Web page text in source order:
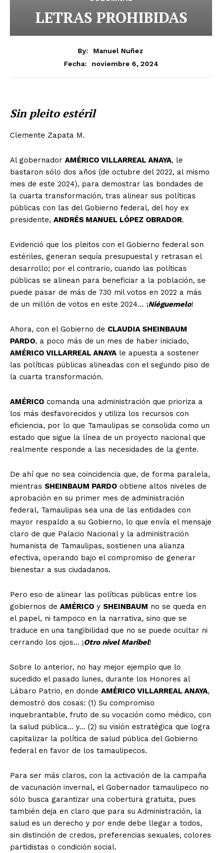
LETRAS PROHIBIDAS
By:
Manuel Nuñez
Fecha:
noviembre 6, 2024
Sin pleito estéril
Clemente Zapata M.
Al gobernador AMÉRICO VILLARREAL ANAYA, le
bastaron sólo dos años (de octubre del 2022, al mismo
mes de este 2024), para demostrar las bondades de
la cuarta transformación, tras alinear sus políticas
públicas con las del Gobierno federal, del hoy ex
presidente, ANDRÉS MANUEL LÓPEZ OBRADOR.
Evidenció que los pleitos con el Gobierno federal son
estériles, generan sequía presupuestal y retrasan el
desarrollo; por el contrario, cuando las políticas
públicas se alinean para beneficiar a la población, se
puede pasar de más de 730 mil votos en 2022 a más
de un millón de votos en este 2024… ¡Niéguemelo!
Ahora, con el Gobierno de CLAUDIA SHEINBAUM
PARDO, a poco más de un mes de haber iniciado,
AMÉRICO VILLARREAL ANAYA le apuesta a sostener
las políticas públicas alineadas con el segundo piso de
la cuarta transformación.
AMÉRICO comanda una administración que prioriza a
los más desfavorecidos y utiliza los recursos con
eficiencia, por lo que Tamaulipas se consolida como un
estado que sigue la línea de un proyecto nacional que
realmente responde a las necesidades de la gente.
De ahí que no sea coincidencia que, de forma paralela,
mientras SHEINBAUM PARDO obtiene altos niveles de
aprobación en su primer mes de administración
federal, Tamaulipas sea una de las entidades con
mayor respaldo a su Gobierno, lo que envía el mensaje
claro de que Palacio Nacional y la administración
humanista de Tamaulipas, sostienen una alianza
efectiva, operando bajo el compromiso de generar
bienestar a sus ciudadanos.
Pero eso de alinear las políticas públicas entre los
gobiernos de AMÉRICO y SHEINBAUM no se queda en
el papel, ni tampoco en la narrativa, sino que se
traduce en una tangibilidad que no se puede ocultar ni
cerrando los ojos… ¡Otro nivel Maribel!
Sobre lo anterior, no hay mejor ejemplo que lo
sucedido el pasado lunes, durante los Honores al
Lábaro Patrio, en donde AMÉRICO VILLARREAL ANAYA,
demostró dos cosas: (1) Su compromiso
inquebrantable, fruto de su vocación como médico, con
la salud pública… y… (2) su visión estratégica que logra
capitalizar la política de salud pública del Gobierno
federal en favor de los tamaulipecos.
Para ser más claros, con la activación de la campaña
de vacunación invernal, el Gobernador tamaulipeco no
sólo busca garantizar una cobertura gratuita, pues
también deja en claro que para su Administración, la
salud es un derecho y por ende debe llegar a todos,
sin distinción de credos, preferencias sexuales, colores
partidistas o condición social.